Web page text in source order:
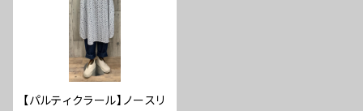
【パルティクラール】ノースリ